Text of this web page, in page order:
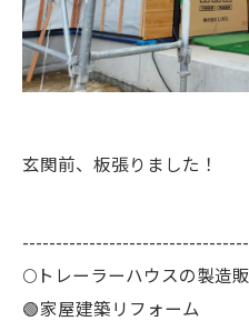
玄関前、板張りました！
🌕️トレーラーハウスの製造
🟢家屋建築リフォーム